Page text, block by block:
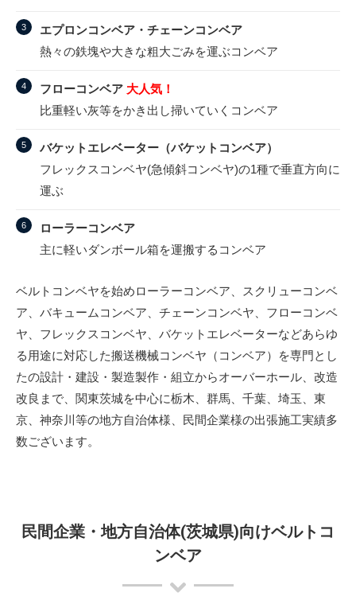
エプロンコンベア・チェーンコンベア
熱々の鉄塊や大きな粗大ごみを運ぶコンベア
フローコンベア 大人気！
比重軽い灰等をかき出し掃いていくコンベア
バケットエレベーター（バケットコンベア）
フレックスコンベヤ(急傾斜コンベヤ)の1種で垂直方向に
運ぶ
ローラーコンベア
主に軽いダンボール箱を運搬するコンベア
ベルトコンベヤを始めローラーコンベア、スクリューコンベ
ア、バキュームコンベア、チェーンコンベヤ、フローコンベ
ヤ、フレックスコンベヤ、バケットエレベーターなどあらゆ
る用途に対応した搬送機械コンベヤ（コンベア）を専門とし
たの設計・建設・製造製作・組立からオーバーホール、改造
改良まで、関東茨城を中心に栃木、群馬、千葉、埼玉、東
京、神奈川等の地方自治体様、民間企業様の出張施工実績多
数ございます。
民間企業・地方自治体(茨城県)向けベルトコ
ンベア